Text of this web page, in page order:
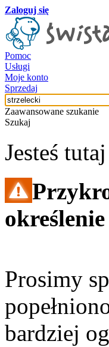
Zaloguj się
Pomoc
Usługi
Moje konto
Sprzedaj
Zaawansowane szukanie
Szukaj
Jesteś tutaj
Prosimy
bardziej